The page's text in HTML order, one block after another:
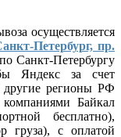
осуществляется
Петербург, пр.
Санкт-Петербургу
Яндекс за счет
другие регионы РФ
компаниями Байкал
бесплатно),
с оплатой